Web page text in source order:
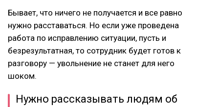
Бывает, что ничего не получается и все равно
нужно расставаться. Но если уже проведена
работа по исправлению ситуации, пусть и
безрезультатная, то сотрудник будет готов к
разговору — увольнение не станет для него
шоком.
Нужно рассказывать людям об